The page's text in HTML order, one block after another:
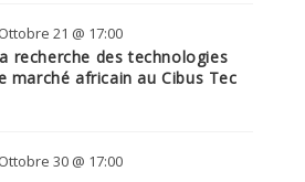
Ottobre 21 @ 17:00
recherche des technologies
marché africain au Cibus Tec
Ottobre 30 @ 17:00